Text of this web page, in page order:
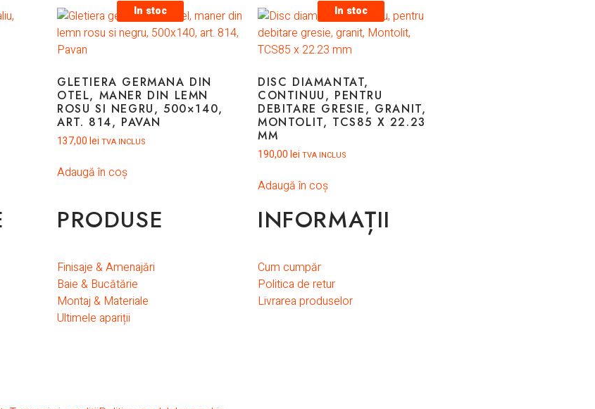
In stoc
GLETIERA GERMANA DIN
OTEL, MANER DIN LEMN
ROSU SI NEGRU, 500×140,
ART. 814, PAVAN
137,00 lei TVA INCLUS
Adaugă în coș
In stoc
DISC DIAMANTAT,
CONTINUU, PENTRU
DEBITARE GRESIE, GRANIT,
MONTOLIT, TCS85 X 22.23
MM
190,00 lei TVA INCLUS
Adaugă în coș
PRODUSE
Finisaje & Amenajări
Baie & Bucătărie
Montaj & Materiale
Ultimele apariții
INFORMAȚII
Cum cumpăr
Politica de retur
Livrarea produselor